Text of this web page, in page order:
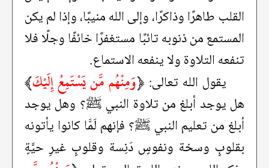
القلب طاهرًا وذاكرًا، وإلى الله منيبًا، وإذا لم يكن
المستمع من ذنوبه تائبًا مستغفرًا خائفًا وجلًا فلا
تنفعه التلاوة ولا ينفعه الاستماع.
يقول الله تعالى: ﴿وَمِنْهُم مَّن يَسْتَمِعُ إِلَيْكَ﴾
هل يوجد أبلغ من تلاوة النبي ﷺ؟ وهل يوجد
أبلغ من تعليم النبي ﷺ؟ فإنهم لَمَّا كانوا يأتونه
بقلوبٍ وسخة ونفوسٍ دَنِسة وقلوبٍ غيرِ حيَّةٍ